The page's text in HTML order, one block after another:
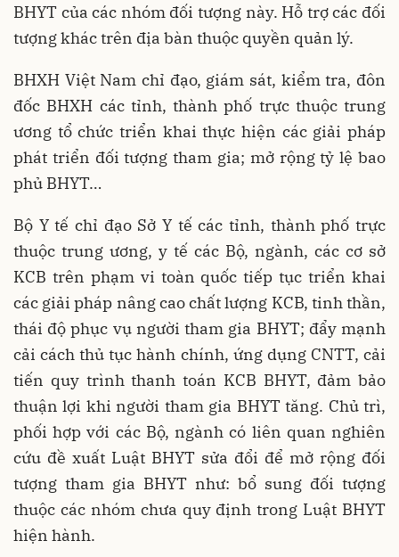
BHYT của các nhóm đối tượng này. Hỗ trợ các đối
tượng khác trên địa bàn thuộc quyền quản lý.
BHXH Việt Nam chỉ đạo, giám sát, kiểm tra, đôn
đốc BHXH các tỉnh, thành phố trực thuộc trung
ương tổ chức triển khai thực hiện các giải pháp
phát triển đối tượng tham gia; mở rộng tỷ lệ bao
phủ BHYT…
Bộ Y tế chỉ đạo Sở Y tế các tỉnh, thành phố trực
thuộc trung ương, y tế các Bộ, ngành, các cơ sở
KCB trên phạm vi toàn quốc tiếp tục triển khai
các giải pháp nâng cao chất lượng KCB, tinh thần,
thái độ phục vụ người tham gia BHYT; đẩy mạnh
cải cách thủ tục hành chính, ứng dụng CNTT, cải
tiến quy trình thanh toán KCB BHYT, đảm bảo
thuận lợi khi người tham gia BHYT tăng. Chủ trì,
phối hợp với các Bộ, ngành có liên quan nghiên
cứu đề xuất Luật BHYT sửa đổi để mở rộng đối
tượng tham gia BHYT như: bổ sung đối tượng
thuộc các nhóm chưa quy định trong Luật BHYT
hiện hành.